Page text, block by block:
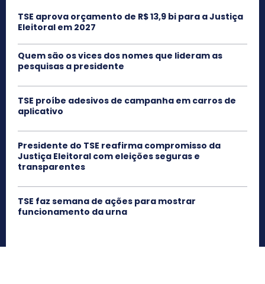
TSE aprova orçamento de R$ 13,9 bi para a Justiça
Eleitoral em 2027
Quem são os vices dos nomes que lideram as
pesquisas a presidente
TSE proíbe adesivos de campanha em carros de
aplicativo
Presidente do TSE reafirma compromisso da
Justiça Eleitoral com eleições seguras e
transparentes
TSE faz semana de ações para mostrar
funcionamento da urna